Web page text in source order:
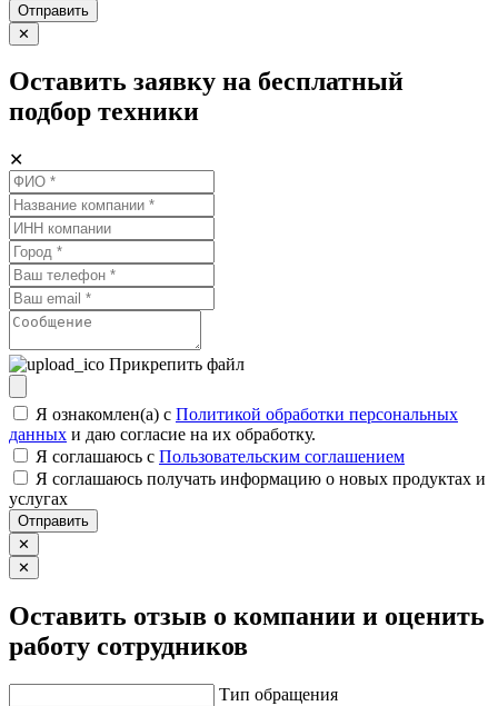
Отправить
✕
Оставить заявку на бесплатный
подбор техники
✕
Прикрепить файл
Я ознакомлен(а) с Политикой обработки персональных
данных и даю согласие на их обработку.
Я соглашаюсь c Пользовательским соглашением
Я соглашаюсь получать информацию о новых продуктах и
услугах
Отправить
✕
✕
Оставить отзыв о компании и оценить
работу сотрудников
Тип обращения